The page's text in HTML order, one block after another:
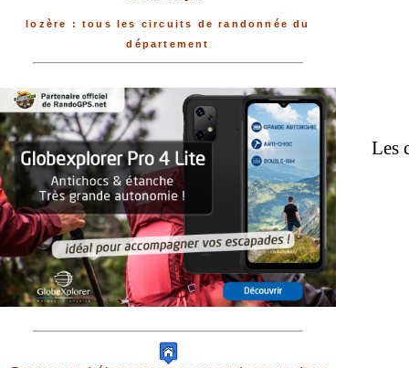
lozère : tous les circuits de randonnée du
département
Les